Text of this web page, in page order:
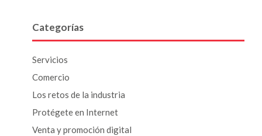
Categorías
Servicios
Comercio
Los retos de la industria
Protégete en Internet
Venta y promoción digital